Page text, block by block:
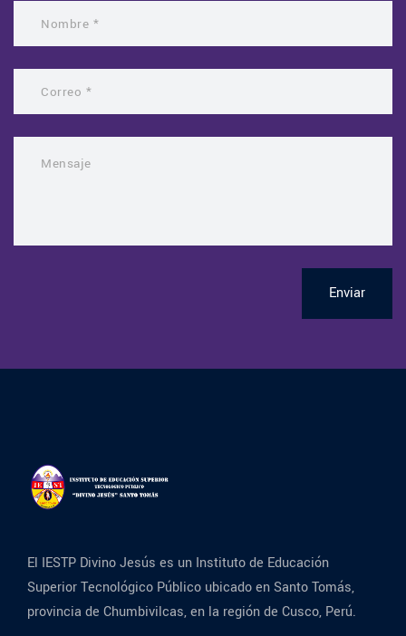
Enviar
El IESTP Divino Jesús es un Instituto de Educación
Superior Tecnológico Público ubicado en Santo Tomás,
provincia de Chumbivilcas, en la región de Cusco, Perú.